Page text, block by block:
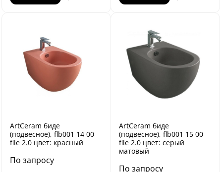
ArtCeram биде
(подвесное), flb001 14 00
file 2.0 цвет: красный
По запросу
ArtCeram биде
(подвесное), flb001 15 00
file 2.0 цвет: серый
матовый
По запросу